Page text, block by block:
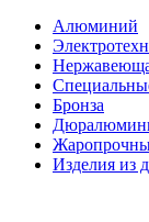
Алюминий
Бронза
Изделия из